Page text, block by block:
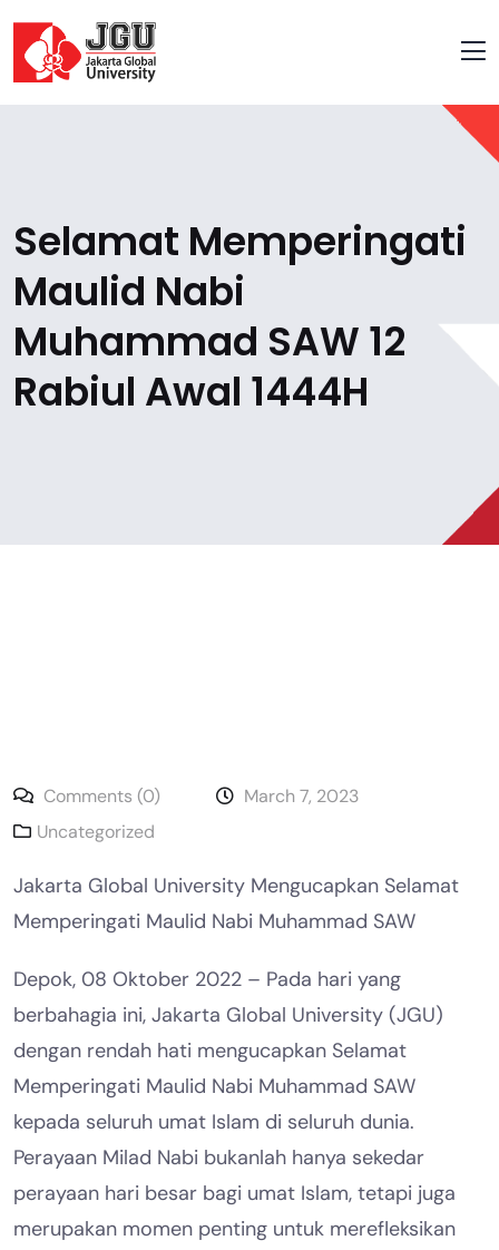
Selamat Memperingati
Maulid Nabi
Muhammad SAW 12
Rabiul Awal 1444H
Comments (0)
March 7, 2023
Uncategorized
Jakarta Global University Mengucapkan Selamat
Memperingati Maulid Nabi Muhammad SAW
Depok, 08 Oktober 2022 – Pada hari yang
berbahagia ini, Jakarta Global University (JGU)
dengan rendah hati mengucapkan Selamat
Memperingati Maulid Nabi Muhammad SAW
kepada seluruh umat Islam di seluruh dunia.
Perayaan Milad Nabi bukanlah hanya sekedar
perayaan hari besar bagi umat Islam, tetapi juga
merupakan momen penting untuk merefleksikan